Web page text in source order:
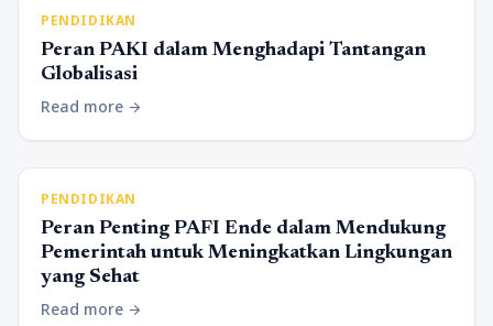
PENDIDIKAN
Peran PAKI dalam Menghadapi Tantangan
Globalisasi
Read more arrow_forward
PENDIDIKAN
Peran Penting PAFI Ende dalam Mendukung
Pemerintah untuk Meningkatkan Lingkungan
yang Sehat
Read more arrow_forward